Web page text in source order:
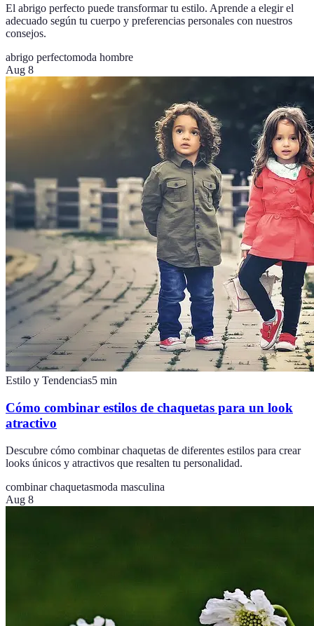
El abrigo perfecto puede transformar tu estilo. Aprende a elegir el
adecuado según tu cuerpo y preferencias personales con nuestros
consejos.
abrigo perfectomoda hombre
Aug 8
Estilo y Tendencias5 min
Cómo combinar estilos de chaquetas para un look
atractivo
Descubre cómo combinar chaquetas de diferentes estilos para crear
looks únicos y atractivos que resalten tu personalidad.
combinar chaquetasmoda masculina
Aug 8